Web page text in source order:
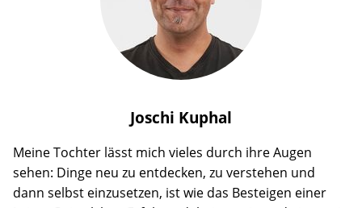
Joschi Kuphal
Meine Tochter lässt mich vieles durch ihre Augen
sehen: Dinge neu zu entdecken, zu verstehen und
dann selbst einzusetzen, ist wie das Besteigen einer